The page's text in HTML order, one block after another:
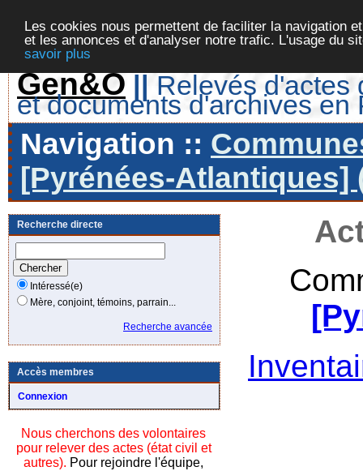
Les cookies nous permettent de faciliter la navigation
et les annonces et d'analyser notre trafic. L'usage du
savoir plus
Gen&O || Relevés d'actes
et documents d'archives en
Navigation ::
[Pyrénées-Atlantiques]
Recherche directe
Intéressé(e)
Mère, conjoint, témoins, parrain...
Recherche avancée
Accès membres
Connexion
Nous cherchons des volontaires
pour relever des actes (état civil et
autres). Pour rejoindre l'équipe,